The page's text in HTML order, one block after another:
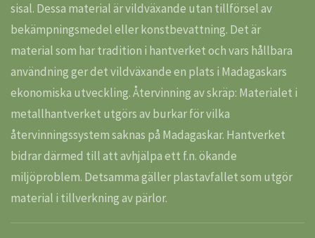
sisal. Dessa material är vildväxande utan tillförsel av
bekämpningsmedel eller konstbevattning. Det är
material som har tradition i hantverket och vars hållbara
användning ger det vildväxande en plats i Madagaskars
ekonomiska utveckling. Återvinning av skräp: Materialet i
metallhantverket utgörs av burkar för vilka
återvinningssystem saknas på Madagaskar. Hantverket
bidrar därmed till att avhjälpa ett f.n. ökande
miljöproblem. Detsamma gäller plastavfallet som utgör
material i tillverkning av pärlor.